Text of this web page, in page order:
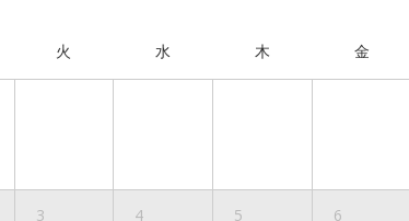
火 水 木 金
3 4 5 6